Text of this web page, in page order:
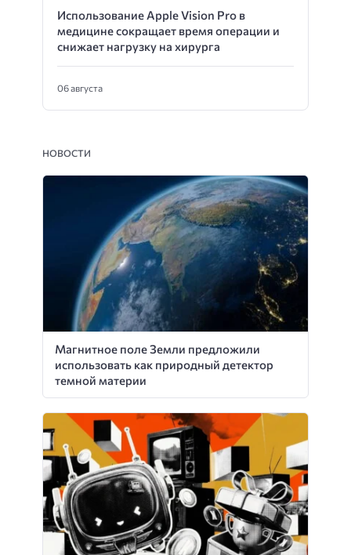
Использование Apple Vision Pro в
медицине сокращает время операции и
снижает нагрузку на хирурга
06 августа
НОВОСТИ
Магнитное поле Земли предложили
использовать как природный детектор
темной материи